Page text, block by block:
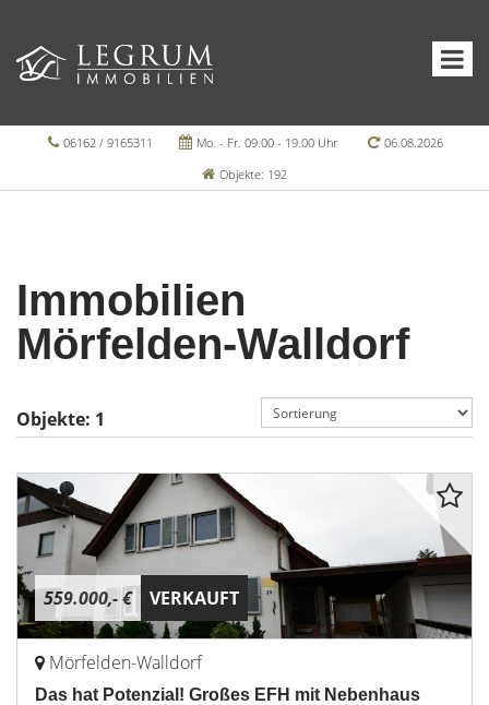
06162 / 9165311 Mo. - Fr. 09.00 - 19.00 Uhr
06.08.2026
Objekte: 192
Immobilien
Mörfelden-Walldorf
Objekte: 1
559.000,- € VERKAUFT
Mörfelden-Walldorf
Das hat Potenzial! Großes EFH mit Nebenhaus